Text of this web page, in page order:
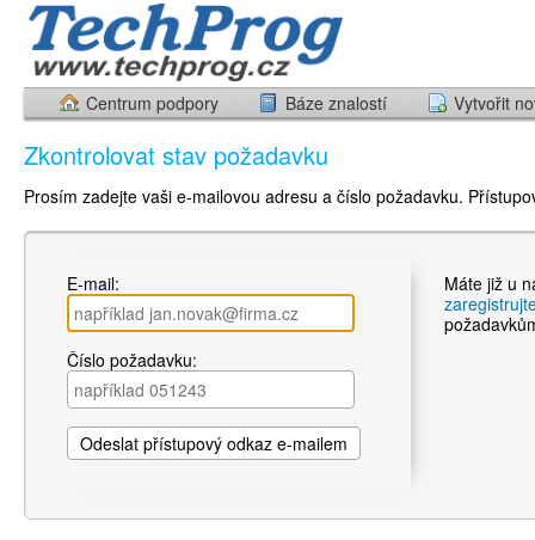
Centrum podpory Báze znalostí Vytvořit
Zkontrolovat stav požadavku
Prosím zadejte vaši e-mailovou adresu a číslo požadavku.
E-mail:
Číslo požadavku:
Máte již u